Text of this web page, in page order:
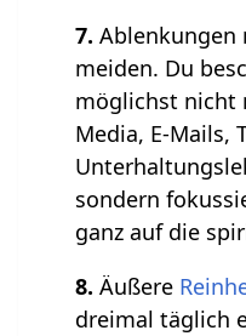
7. Ablenkungen
meiden. Du
möglichst nicht
Media, E-Mails,
sondern
ganz auf die
8. Äußere
dreimal täglich